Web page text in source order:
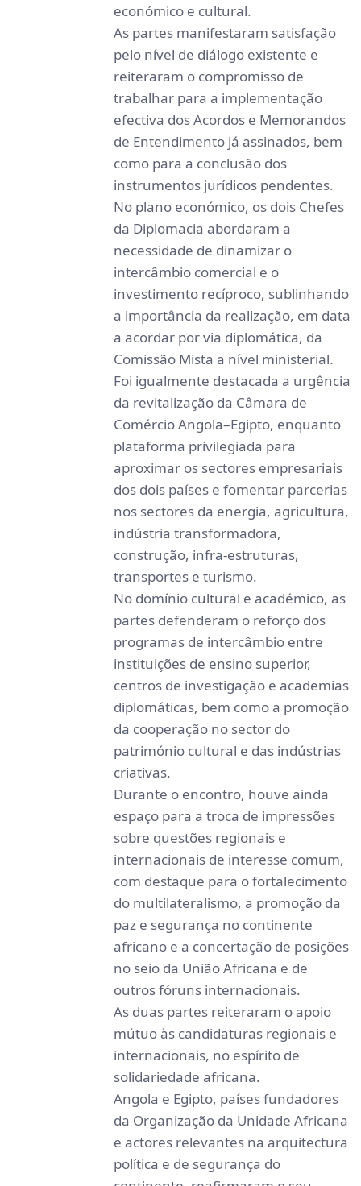
económico e cultural.
As partes manifestaram satisfação
pelo nível de diálogo existente e
reiteraram o compromisso de
trabalhar para a implementação
efectiva dos Acordos e Memorandos
de Entendimento já assinados, bem
como para a conclusão dos
instrumentos jurídicos pendentes.
No plano económico, os dois Chefes
da Diplomacia abordaram a
necessidade de dinamizar o
intercâmbio comercial e o
investimento recíproco, sublinhando
a importância da realização, em data
a acordar por via diplomática, da
Comissão Mista a nível ministerial.
Foi igualmente destacada a urgência
da revitalização da Câmara de
Comércio Angola–Egipto, enquanto
plataforma privilegiada para
aproximar os sectores empresariais
dos dois países e fomentar parcerias
nos sectores da energia, agricultura,
indústria transformadora,
construção, infra-estruturas,
transportes e turismo.
No domínio cultural e académico, as
partes defenderam o reforço dos
programas de intercâmbio entre
instituições de ensino superior,
centros de investigação e academias
diplomáticas, bem como a promoção
da cooperação no sector do
património cultural e das indústrias
criativas.
Durante o encontro, houve ainda
espaço para a troca de impressões
sobre questões regionais e
internacionais de interesse comum,
com destaque para o fortalecimento
do multilateralismo, a promoção da
paz e segurança no continente
africano e a concertação de posições
no seio da União Africana e de
outros fóruns internacionais.
As duas partes reiteraram o apoio
mútuo às candidaturas regionais e
internacionais, no espírito de
solidariedade africana.
Angola e Egipto, países fundadores
da Organização da Unidade Africana
e actores relevantes na arquitectura
política e de segurança do